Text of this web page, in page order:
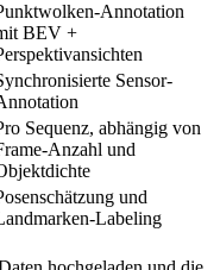
Annotation
BEV +
Sensor-
Sequenz, abhängig von
Anzahl und
und
Labeling